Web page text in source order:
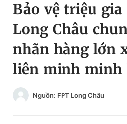
Chuyên mục
Chuyên mục khác
Chào ngày mới
Tin thị trường
Đổi mật khẩu
Tin đã lưu
Bảo vệ triệu
Long Châu
nhãn hàng lớn
liên minh minh
Nguồn: FPT Long Châu